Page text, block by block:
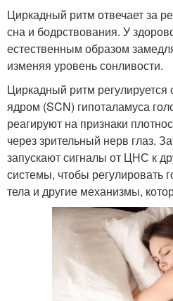
Циркадный ритм отвечает за
сна и бодрствования. У
естественным образом
изменяя уровень сонливости.
Циркадный ритм регулируется
ядром (SCN) гипоталамуса
реагируют на признаки
через зрительный нерв глаз.
запускают сигналы от ЦНС к
системы, чтобы регулировать
тела и другие механизмы,